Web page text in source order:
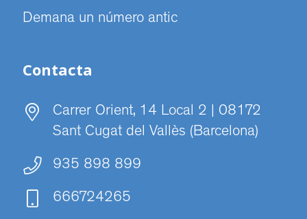
Demana un número antic
Contacta
Carrer Orient, 14 Local 2 | 08172
Sant Cugat del Vallès (Barcelona)
935 898 899
666724265